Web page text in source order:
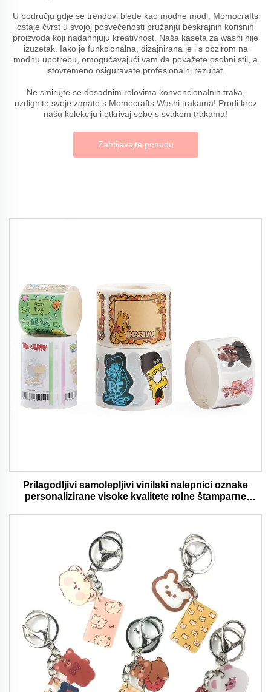
U području gdje se trendovi blede kao modne modi, Momocrafts
ostaje čvrst u svojoj posvećenosti pružanju beskrajnih korisnih
proizvoda koji nadahnjuju kreativnost. Naša kaseta za washi nije
izuzetak. Iako je funkcionalna, dizajnirana je i s obzirom na
modnu upotrebu, omogućavajući vam da pokažete osobni stil, a
istovremeno osiguravate profesionalni rezultat.
Ne smirujte se dosadnim rolovima konvencionalnih traka,
uzdignite svoje zanate s Momocrafts Washi trakama! Prođi kroz
našu kolekciju i otkrivaj sebe s svakom trakama!
Zahtijevajte ponudu
Prilagodljivi samolepljivi vinilski nalepnici oznake
personalizirane visoke kvalitete rolne štamparne